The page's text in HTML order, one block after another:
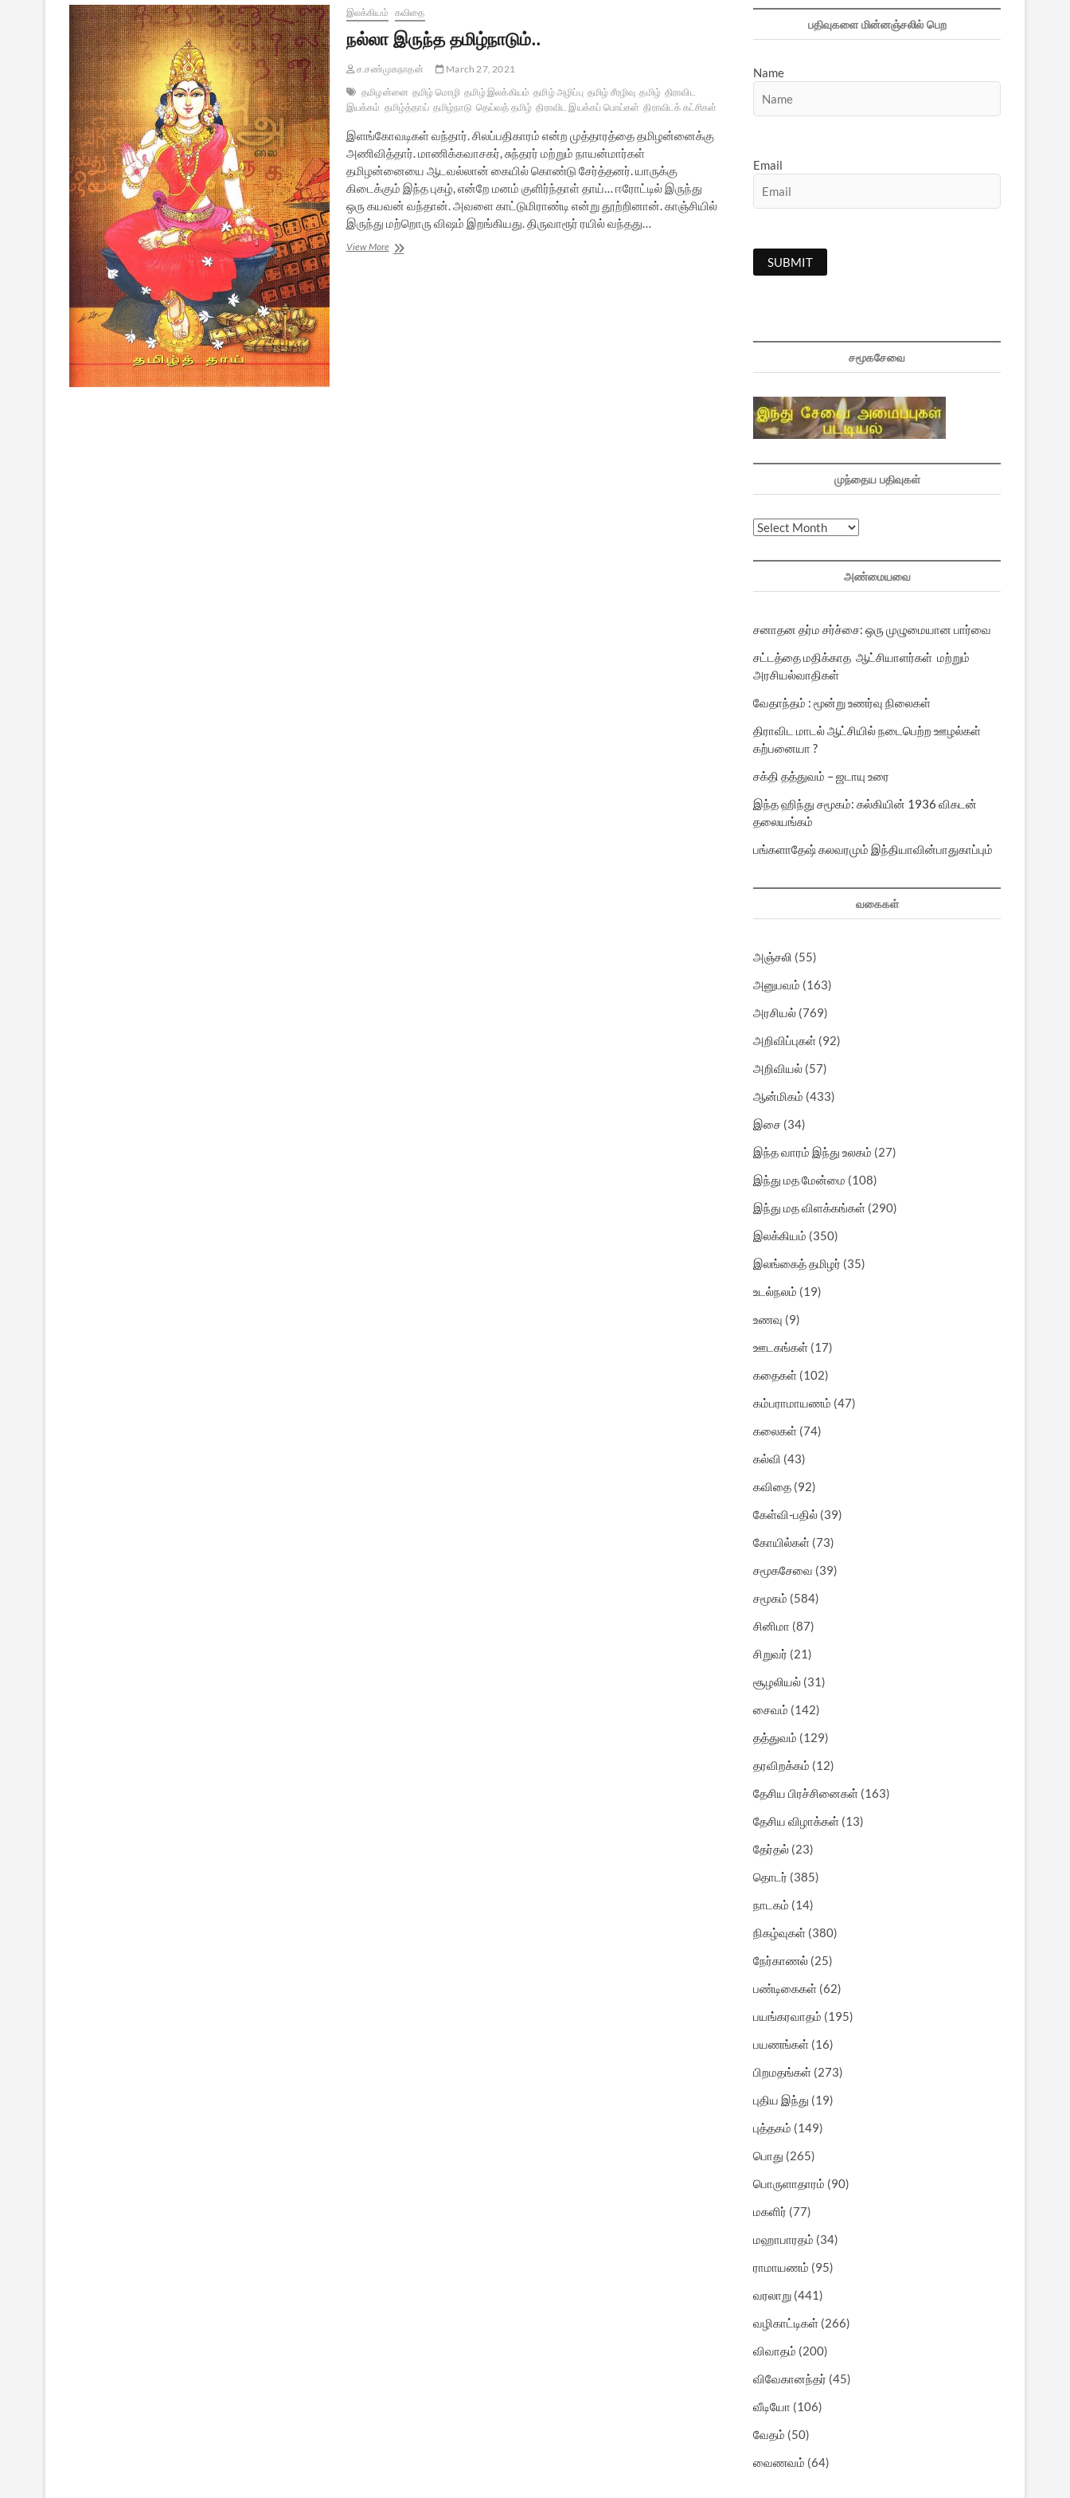
இலக்கியம் கவிதை
நல்லா இருந்த தமிழ்நாடும்..
ச.சண்முகநாதன்
March 27, 2021
தமிழன்னை தமிழ் மொழி தமிழ் இலக்கியம் தமிழ் அழிப்பு தமிழ் சீரழிவு தமிழ் திராவிட
இயக்கம் தமிழ்த்தாய் தமிழ்நாடு தெய்வத் தமிழ் திராவிட இயக்கப் பொய்கள் திராவிடக் கட்சிகள்
இளங்கோவடிகள் வந்தார். சிலப்பதிகாரம் என்ற முத்தாரத்தை தமிழன்னைக்கு
அணிவித்தார். மாணிக்கவாசகர், சுந்தரர் மற்றும் நாயன்மார்கள்
தமிழன்னையை ஆடவல்லான் கையில் கொண்டு சேர்த்தனர். யாருக்கு
கிடைக்கும் இந்த புகழ், என்றே மனம் குளிர்ந்தாள் தாய்… ஈரோட்டில் இருந்து
ஒரு கயவன் வந்தான். அவளை காட்டுமிராண்டி என்று தூற்றினான். காஞ்சியில்
இருந்து மற்றொரு விஷம் இறங்கியது. திருவாரூர் ரயில் வந்தது…
View Moreநல்லா
பதிவுகளை மின்னஞ்சலில் பெற
Name
Email
சமூகசேவை
முந்தைய பதிவுகள்
முந்தைய
அண்மையவை
சனாதன தர்ம சர்ச்சை: ஒரு முழுமையான பார்வை
சட்டத்தை மதிக்காத ஆட்சியாளர்கள் மற்றும்
அரசியல்வாதிகள்
வேதாந்தம் : மூன்று உணர்வு நிலைகள்
திராவிட மாடல் ஆட்சியில் நடைபெற்ற ஊழல்கள்
கற்பனையா ?
சக்தி தத்துவம் – ஜடாயு உரை
இந்த ஹிந்து சமூகம்: கல்கியின் 1936 விகடன்
தலையங்கம்
பங்களாதேஷ் கலவரமும் இந்தியாவின்பாதுகாப்பும்
வகைகள்
அஞ்சலி (55)
அனுபவம் (163)
அரசியல் (769)
அறிவிப்புகள் (92)
அறிவியல் (57)
ஆன்மிகம் (433)
இசை (34)
இந்த வாரம் இந்து உலகம் (27)
இந்து மத மேன்மை (108)
இந்து மத விளக்கங்கள் (290)
இலக்கியம் (350)
இலங்கைத் தமிழர் (35)
உடல்நலம் (19)
உணவு (9)
ஊடகங்கள் (17)
கதைகள் (102)
கம்பராமாயணம் (47)
கலைகள் (74)
கல்வி (43)
கவிதை (92)
கேள்வி-பதில் (39)
கோயில்கள் (73)
சமூகசேவை (39)
சமூகம் (584)
சினிமா (87)
சிறுவர் (21)
சூழலியல் (31)
சைவம் (142)
தத்துவம் (129)
தரவிறக்கம் (12)
தேசிய பிரச்சினைகள் (163)
தேசிய விழாக்கள் (13)
தேர்தல் (23)
தொடர் (385)
நாடகம் (14)
நிகழ்வுகள் (380)
நேர்காணல் (25)
பண்டிகைகள் (62)
பயங்கரவாதம் (195)
பயணங்கள் (16)
பிறமதங்கள் (273)
புதிய இந்து (19)
புத்தகம் (149)
பொது (265)
பொருளாதாரம் (90)
மகளிர் (77)
மஹாபாரதம் (34)
ராமாயணம் (95)
வரலாறு (441)
வழிகாட்டிகள் (266)
விவாதம் (200)
விவேகானந்தர் (45)
வீடியோ (106)
வேதம் (50)
வைணவம் (64)